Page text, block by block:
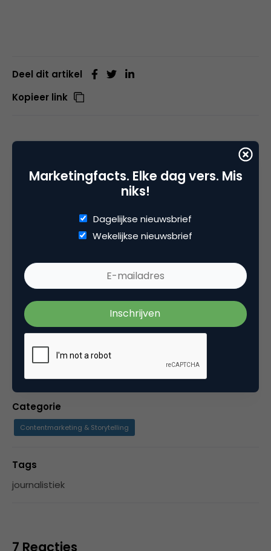
Deel dit artikel
Kopieer link
Content Strategist bijPhilips en
Bureau Verf
Content mens in verschillende
verschijningsvormen: - Als senior
innovatie - Als freelancer bij Bureau Verf - Als een
van de mensen achter het Genootschap van
Contentstrategen - Als juryvoorzitter van de
Grand Prix Content Marketing
Categorie
Contentmarketing & Storytelling
Tags
journalistiek
7 Reacties
Marketingfacts. Elke dag vers. Mis
niks!
Dagelijkse nieuwsbrief
Wekelijkse nieuwsbrief